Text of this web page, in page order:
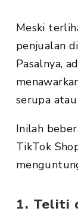
Meski
penjualan
Pasalnya,
serupa
Inilah
TikTok
1. Teliti